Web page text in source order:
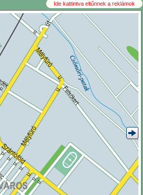
Ide kattintva eltűnnek a reklámok